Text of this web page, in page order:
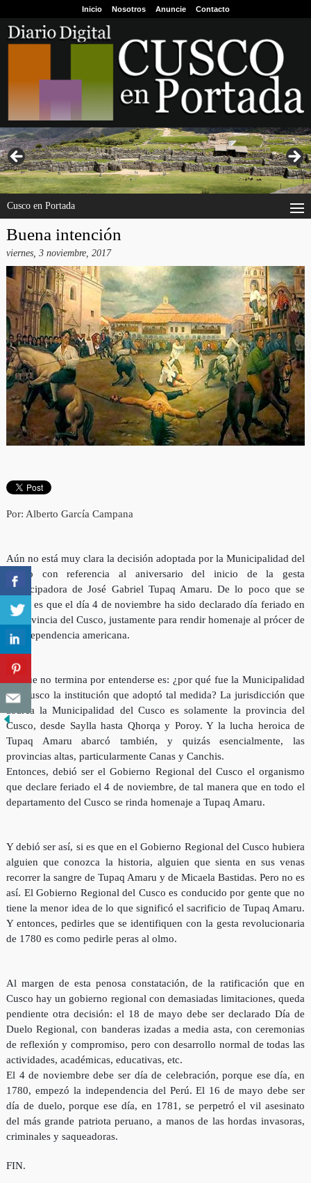
Inicio Nosotros Anuncie Contacto
Cusco en Portada
Buena intención
viernes, 3 noviembre, 2017
Por: Alberto García Campana
Aún no está muy clara la decisión adoptada por la Municipalidad del
Cusco con referencia al aniversario del inicio de la gesta
emancipadora de José Gabriel Tupaq Amaru. De lo poco que se
saber, es que el día 4 de noviembre ha sido declarado día feriado en
la provincia del Cusco, justamente para rendir homenaje al prócer de
la independencia americana.
Lo que no termina por entenderse es: ¿por qué fue la Municipalidad
del Cusco la institución que adoptó tal medida? La jurisdicción que
abarca la Municipalidad del Cusco es solamente la provincia del
Cusco, desde Saylla hasta Qhorqa y Poroy. Y la lucha heroica de
Tupaq Amaru abarcó también, y quizás esencialmente, las
provincias altas, particularmente Canas y Canchis.
Entonces, debió ser el Gobierno Regional del Cusco el organismo
que declare feriado el 4 de noviembre, de tal manera que en todo el
departamento del Cusco se rinda homenaje a Tupaq Amaru.
Y debió ser así, si es que en el Gobierno Regional del Cusco hubiera
alguien que conozca la historia, alguien que sienta en sus venas
recorrer la sangre de Tupaq Amaru y de Micaela Bastidas. Pero no es
así. El Gobierno Regional del Cusco es conducido por gente que no
tiene la menor idea de lo que significó el sacrificio de Tupaq Amaru.
Y entonces, pedirles que se identifiquen con la gesta revolucionaria
de 1780 es como pedirle peras al olmo.
Al margen de esta penosa constatación, de la ratificación que en
Cusco hay un gobierno regional con demasiadas limitaciones, queda
pendiente otra decisión: el 18 de mayo debe ser declarado Día de
Duelo Regional, con banderas izadas a media asta, con ceremonias
de reflexión y compromiso, pero con desarrollo normal de todas las
actividades, académicas, educativas, etc.
El 4 de noviembre debe ser día de celebración, porque ese día, en
1780, empezó la independencia del Perú. El 16 de mayo debe ser
día de duelo, porque ese día, en 1781, se perpetró el vil asesinato
del más grande patriota peruano, a manos de las hordas invasoras,
criminales y saqueadoras.
FIN.